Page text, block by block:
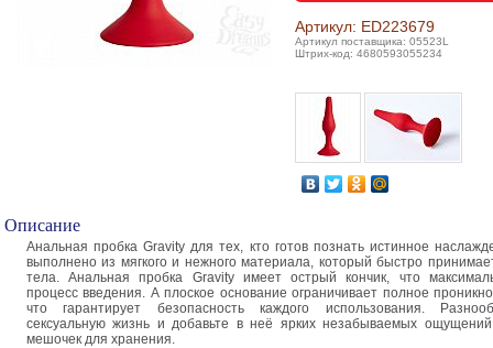
Артикул: ED223679
Артикул поставщика: 05523L
Штрих-код: 4680593055234
Описание
Анальная пробка Gravity для тех, кто готов познать истинное
выполнено из мягкого и нежного материала, который быстро
тела. Анальная пробка Gravity имеет острый кончик, что
процесс введения. А плоское основание ограничивает полное
что гарантирует безопасность каждого использования.
сексуальную жизнь и добавьте в неё ярких незабываемых
мешочек для хранения.